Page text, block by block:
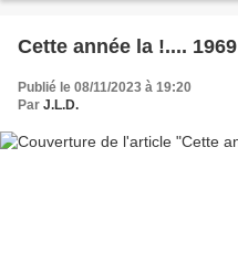
Cette année la !.... 1969
Publié le 08/11/2023 à 19:20
Par J.L.D.